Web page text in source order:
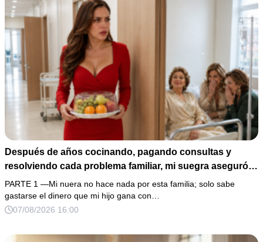
Después de años cocinando, pagando consultas y
resolviendo cada problema familiar, mi suegra aseguró
ante 30 parientes que yo solo trabajaba en una
“oficinita” mientras su hijo mantenía a todos. Me quedé
helada, pagué únicamente mi consumo y decidí retirarlo
teléfono sobre la mesa… y en la conversación aparecía
PARTE 1 —Mi nuera no hace nada por esta familia; solo sabe
gastarse el dinero que mi hijo gana con…
07/08/2026 16:00